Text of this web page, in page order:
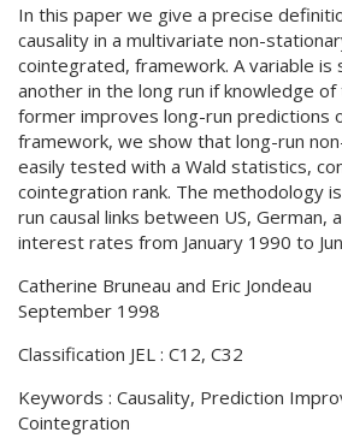
In this paper we give a precise
causality in a multivariate non-
cointegrated, framework. A variable is
another in the long run if knowledge
former improves long-run predictions
framework, we show that long-run
easily tested with a Wald statistics,
cointegration rank. The methodology
run causal links between US, German,
interest rates from January 1990 to
Catherine Bruneau and Eric Jondeau
September 1998
Classification JEL : C12, C32
Keywords : Causality, Prediction
Cointegration